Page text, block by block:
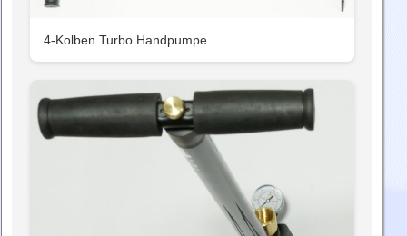
4-Kolben Turbo Handpumpe